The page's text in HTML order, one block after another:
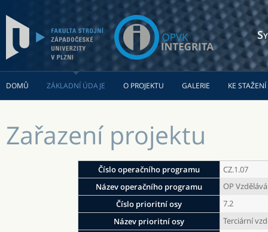
DOMŮ ZÁKLADNÍ ÚDAJE O PROJEKTU GALERIE KE STAŽENÍ
Zařazení projektu
Číslo operačního programu
CZ.1.07
Název operačního programu
OP
Číslo prioritní osy
7.2
Název prioritní osy
Terciární